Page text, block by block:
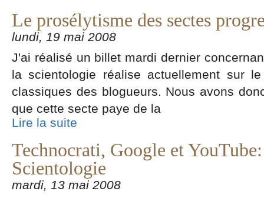
Le prosélytisme des sectes
lundi, 19 mai 2008
J'ai réalisé un billet mardi dernier
la scientologie réalise actuellement sur
classiques des blogueurs. Nous avons
que cette secte paye de la
Lire la suite
Technocrati, Google et
Scientologie
mardi, 13 mai 2008